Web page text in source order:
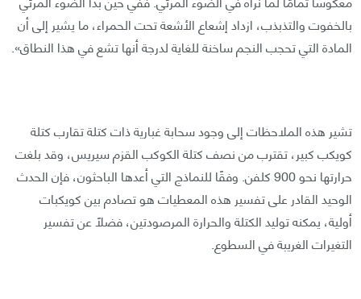
بالخفوت والتذبذب، ازداد إشعاع الأشعة تحت الحمراء، ما يشير إلى أن
المادة التي تحجب النجم ساخنة للغاية لدرجة أنها تشع في هذا النطاق».
تشير هذه الملاحظات إلى وجود سحابة غبارية ذات كتلة تقارب كتلة
كويكب كبير، تقترب من نصف كتلة الكوكب القزم سيريس، وقد بلغت
حرارتها نحو 900 كلفن. وفقًا للنماذج التي أعدها الباحثون، فإن الحدث
الوحيد القادر على تفسير هذه المعطيات هو تصادم بين كويكبات
أولية، يمكنه توليد الكتلة والحرارة المرصودتين، فضلًا عن تفسير
التغيرات الغريبة في السطوع.